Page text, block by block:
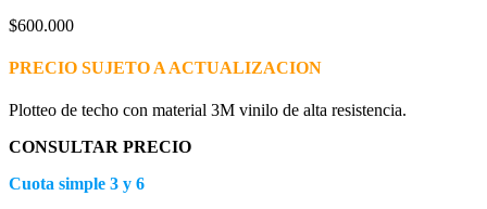
$600.000
PRECIO SUJETO A ACTUALIZACION
Plotteo de techo con material 3M vinilo de alta resistencia.
CONSULTAR PRECIO
Cuota simple 3 y 6